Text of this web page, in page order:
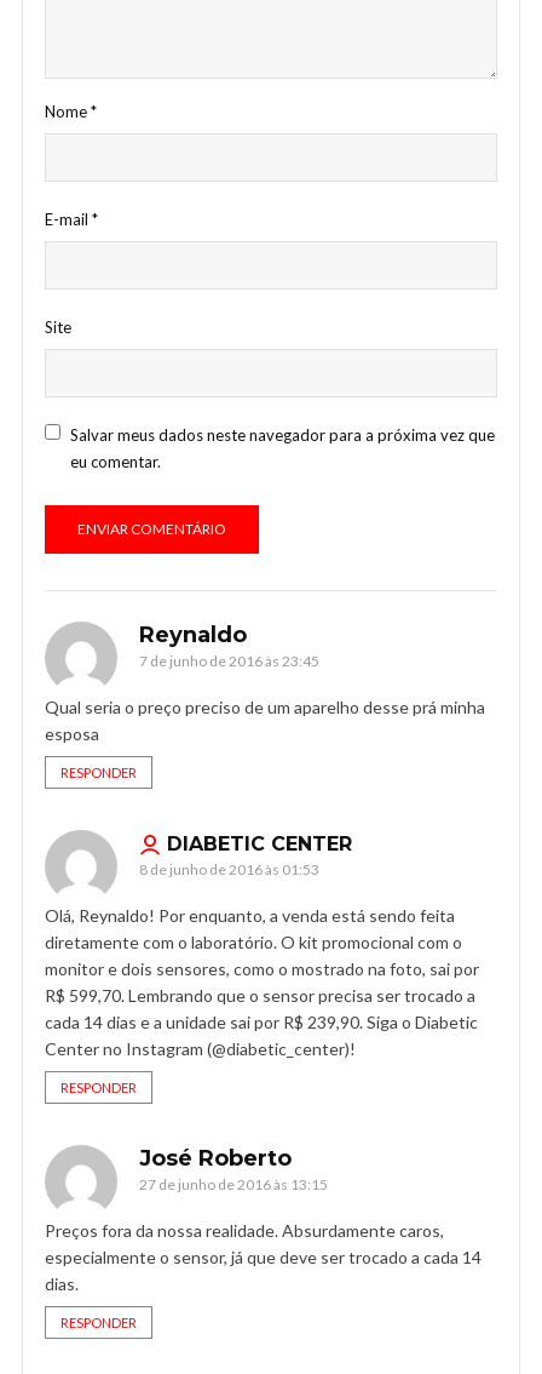
Nome*
E-mail *
Site
Salvar meus dados neste navegador para a próxima vez que
eu comentar.
Reynaldo
7 de junho de 2016 às 23:45
Qual seria o preço preciso de um aparelho desse prá minha
esposa
RESPONDER
DIABETIC CENTER
8 de junho de 2016 às 01:53
Olá, Reynaldo! Por enquanto, a venda está sendo feita
diretamente com o laboratório. O kit promocional com o
monitor e dois sensores, como o mostrado na foto, sai por
R$ 599,70. Lembrando que o sensor precisa ser trocado a
cada 14 dias e a unidade sai por R$ 239,90. Siga o Diabetic
Center no Instagram (@diabetic_center)!
RESPONDER
José Roberto
27 de junho de 2016 às 13:15
Preços fora da nossa realidade. Absurdamente caros,
especialmente o sensor, já que deve ser trocado a cada 14
dias.
RESPONDER